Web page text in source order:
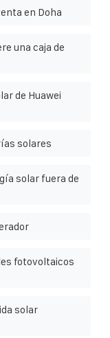
en Doha
una caja de
de Huawei
solares
solar fuera de
fotovoltaicos
solar